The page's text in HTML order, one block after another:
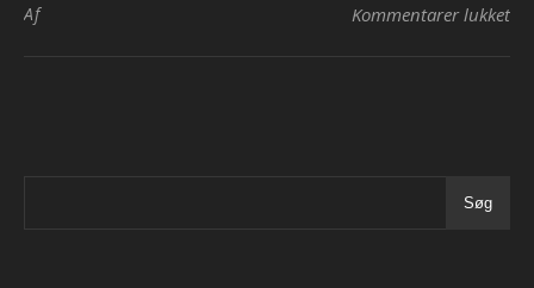
Af Kommentarer lukkettil
Søg